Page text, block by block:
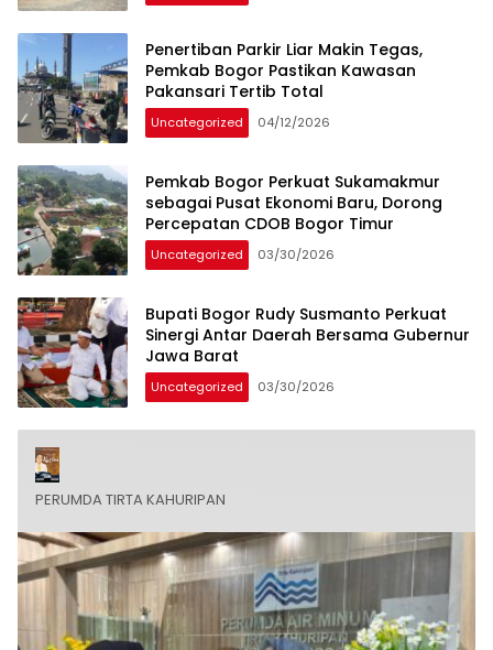
Penertiban Parkir Liar Makin Tegas,
Pemkab Bogor Pastikan Kawasan
Pakansari Tertib Total
Uncategorized 04/12/2026
Pemkab Bogor Perkuat Sukamakmur
sebagai Pusat Ekonomi Baru, Dorong
Percepatan CDOB Bogor Timur
Uncategorized 03/30/2026
Bupati Bogor Rudy Susmanto Perkuat
Sinergi Antar Daerah Bersama Gubernur
Jawa Barat
Uncategorized 03/30/2026
PERUMDA TIRTA KAHURIPAN